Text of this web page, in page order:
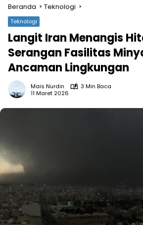
Beranda Teknologi
Teknologi
Langit Iran Menangis
Serangan Fasilitas
Ancaman Lingkungan
Mais Nurdin
3 Min Baca
11 Maret 2026